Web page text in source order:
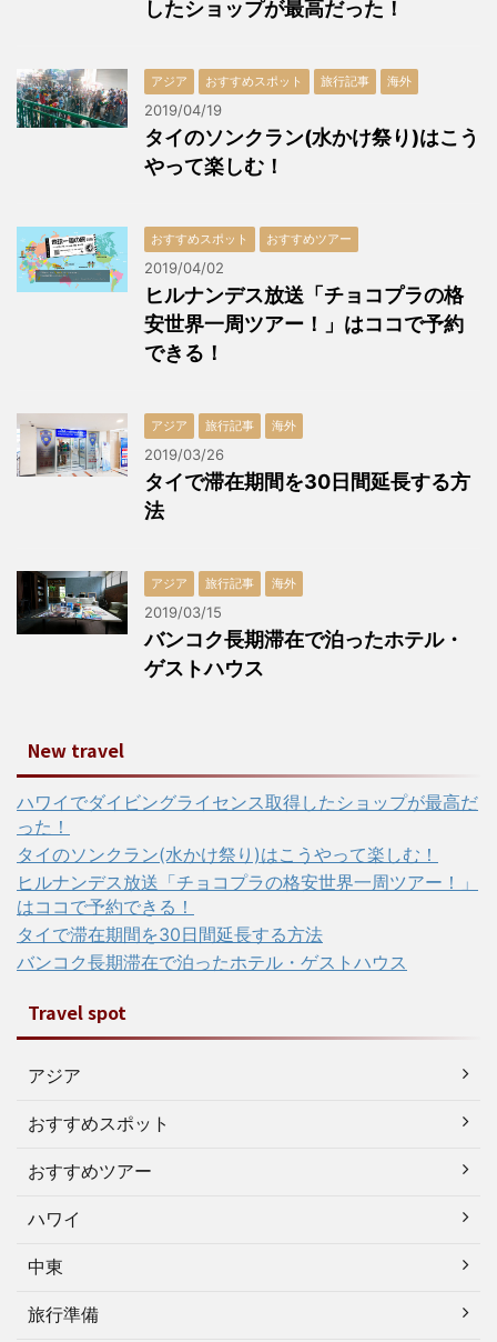
したショップが最高だった！
アジア おすすめスポット 旅行記事 海外
2019/04/19
タイのソンクラン(水かけ祭り)はこう
やって楽しむ！
おすすめスポット おすすめツアー
2019/04/02
ヒルナンデス放送「チョコプラの格
安世界一周ツアー！」はココで予約
できる！
アジア 旅行記事 海外
2019/03/26
タイで滞在期間を30日間延長する方
法
アジア 旅行記事 海外
2019/03/15
バンコク長期滞在で泊ったホテル・
ゲストハウス
New travel
ハワイでダイビングライセンス取得したショップが最高だ
った！
タイのソンクラン(水かけ祭り)はこうやって楽しむ！
ヒルナンデス放送「チョコプラの格安世界一周ツアー！」
はココで予約できる！
タイで滞在期間を30日間延長する方法
バンコク長期滞在で泊ったホテル・ゲストハウス
Travel spot
アジア
おすすめスポット
おすすめツアー
ハワイ
中東
旅行準備